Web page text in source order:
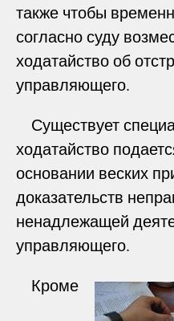
также чтобы
согласно суду
ходатайство об
управляющего.
Существует
ходатайство
основании веских
доказательств
ненадлежащей
управляющего.
Кроме